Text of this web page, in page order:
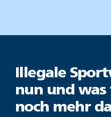
Inhalt
Illegale
nun und was
noch mehr